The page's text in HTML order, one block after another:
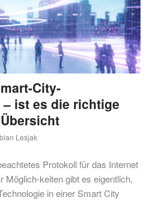
City-
ist es die richtige
Lesjak
Protokoll für das Internet
Möglich-keiten gibt es eigentlich,
in einer Smart City